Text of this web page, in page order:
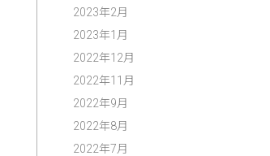
2023年2月
2023年1月
2022年12月
2022年11月
2022年9月
2022年8月
2022年7月